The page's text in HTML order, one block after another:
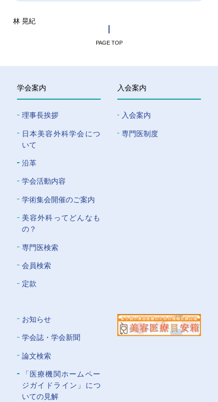
林 晃紀
PAGE TOP
学会案内
理事長挨拶
⽇本美容外科学会につ
いて
沿革
学会活動内容
学術集会開催のご案内
美容外科ってどんなも
の？
専門医検索
会員検索
定款
入会案内
入会案内
専門医制度
お知らせ
学会誌・学会新聞
論文検索
「医療機関ホームペー
ジガイドライン」につ
いての⾒解